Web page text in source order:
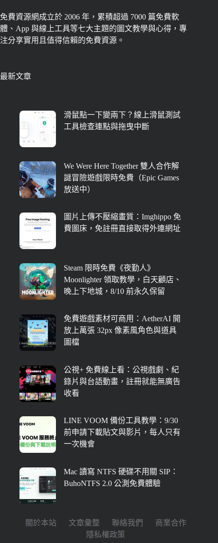
免費資源網成立於 2006 年，累積超過 7000 篇免費軟
體、App 與線上工具等七大主題的圖文教學與心得，專
注分享實用且值得信賴的免費資源。
最新文章
滑鼠點一下變兩下？線上滑鼠測試
工具檢查連點與拖曳中斷
We Were Here Together 雙人合作解
謎冒險遊戲限時免費（Epic Games
放送中）
圖片上傳不壓縮畫質：Imghippo 免
費圖床，免註冊直接取得外連網址
Steam 限時免費《夜勤人》
Moonlighter 領取教學，白天顧店、
晚上下地城，8/10 前永久保留
免費遊戲素材可商用：AetherAI 開
放上萬張 32px 像素風角色與道具
圖檔
公視+ 免費線上看：公視戲劇、紀
錄片與台語動畫，註冊就能無廣告
收看
LINE VOOM 備份工具教學：9/30
前申請下載貼文與影片，每人只有
一次機會
Mac 讀寫 NTFS 硬碟不用關 SIP：
BuhoNTFS 2.0 公測免費體驗
關於本站 文章彙整 聯絡我們
商業合作
隱私權政策